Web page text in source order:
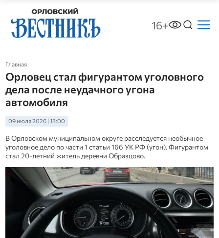
16+
Главная
Орловец стал фигурантом уголовного
дела после неудачного угона
автомобиля
09 июля 2026 | 13:00
В Орловском муниципальном округе расследуется необычное
уголовное дело по части 1 статьи 166 УК РФ (угон). Фигурантом
стал 20‑летний житель деревни Образцово.